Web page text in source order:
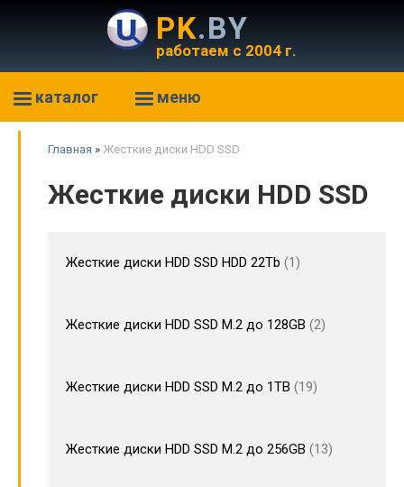
PK.BY
работаем с 2004 г.
каталог меню
Главная » Жесткие диски HDD SSD
Жесткие диски HDD SSD
Жесткие диски HDD SSD HDD 22Tb 1
Жесткие диски HDD SSD M.2 до 128GB 2
Жесткие диски HDD SSD M.2 до 1TB 19
Жесткие диски HDD SSD M.2 до 256GB 13